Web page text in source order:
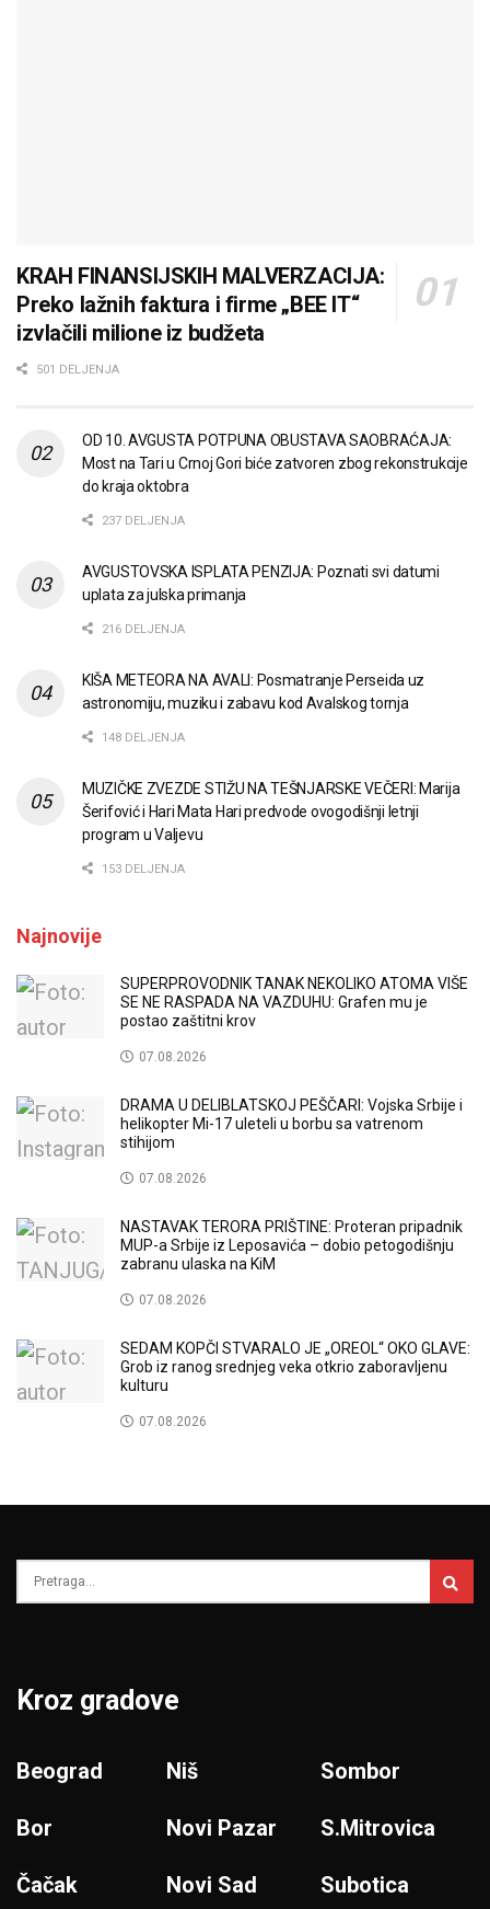
KRAH FINANSIJSKIH MALVERZACIJA:
Preko lažnih faktura i firme „BEE IT“
izvlačili milione iz budžeta
501 DELJENJA
OD 10. AVGUSTA POTPUNA OBUSTAVA SAOBRAĆAJA:
Most na Tari u Crnoj Gori biće zatvoren zbog rekonstrukcije
do kraja oktobra
237 DELJENJA
AVGUSTOVSKA ISPLATA PENZIJA: Poznati svi datumi
uplata za julska primanja
216 DELJENJA
KIŠA METEORA NA AVALI: Posmatranje Perseida uz
astronomiju, muziku i zabavu kod Avalskog tornja
148 DELJENJA
MUZIČKE ZVEZDE STIŽU NA TEŠNJARSKE VEČERI: Marija
Šerifović i Hari Mata Hari predvode ovogodišnji letnji
program u Valjevu
153 DELJENJA
Najnovije
SUPERPROVODNIK TANAK NEKOLIKO ATOMA VIŠE
SE NE RASPADA NA VAZDUHU: Grafen mu je
postao zaštitni krov
07.08.2026
DRAMA U DELIBLATSKOJ PEŠČARI: Vojska Srbije i
helikopter Mi-17 uleteli u borbu sa vatrenom
stihijom
07.08.2026
NASTAVAK TERORA PRIŠTINE: Proteran pripadnik
MUP-a Srbije iz Leposavića – dobio petogodišnju
zabranu ulaska na KiM
07.08.2026
SEDAM KOPČI STVARALO JE „OREOL“ OKO GLAVE:
Grob iz ranog srednjeg veka otkrio zaboravljenu
kulturu
07.08.2026
Kroz gradove
Beograd
Bor
Čačak
Niš
Novi Pazar
Novi Sad
Sombor
S.Mitrovica
Subotica